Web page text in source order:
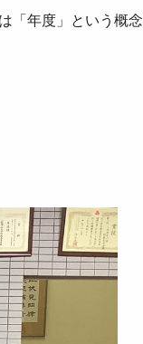
「年度」という概念